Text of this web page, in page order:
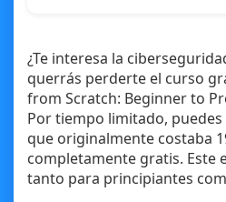
¿Te interesa la
querrás perderte el curso
from Scratch: Beginner to
Por tiempo limitado,
que originalmente costaba
completamente gratis. Este
tanto para principiantes